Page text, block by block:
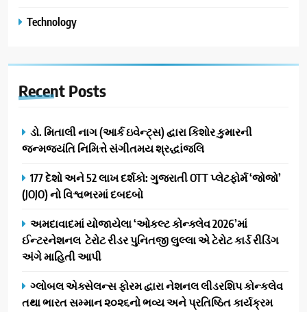
Technology
Recent Posts
ડો. મિતાલી નાગ (આર્ક ઇવેન્ટ્સ) દ્વારા કિશોર કુમારની
જન્મજયંતિ નિમિત્તે સંગીતમય શ્રદ્ધાંજલિ
177 દેશો અને 52 લાખ દર્શકો: ગુજરાતી OTT પ્લેટફોર્મ ‘જોજો’
(JOJO) નો વિશ્વભરમાં દબદબો
અમદાવાદમાં યોજાયેલા ‘ઓકલ્ટ કોન્ક્લેવ 2026’માં
ઈન્ટરનેશનલ ટેરોટ રીડર પુનિતજી લુલ્લા એ ટેરોટ કાર્ડ રીડિંગ
અંગે માહિતી આપી
ગ્લોબલ એક્સેલન્સ ફોરમ દ્વારા નેશનલ લીડરશિપ કોન્કલેવ
તથા ભારત સમ્માન ૨૦૨૬નો ભવ્ય અને પ્રતિષ્ઠિત કાર્યક્રમ